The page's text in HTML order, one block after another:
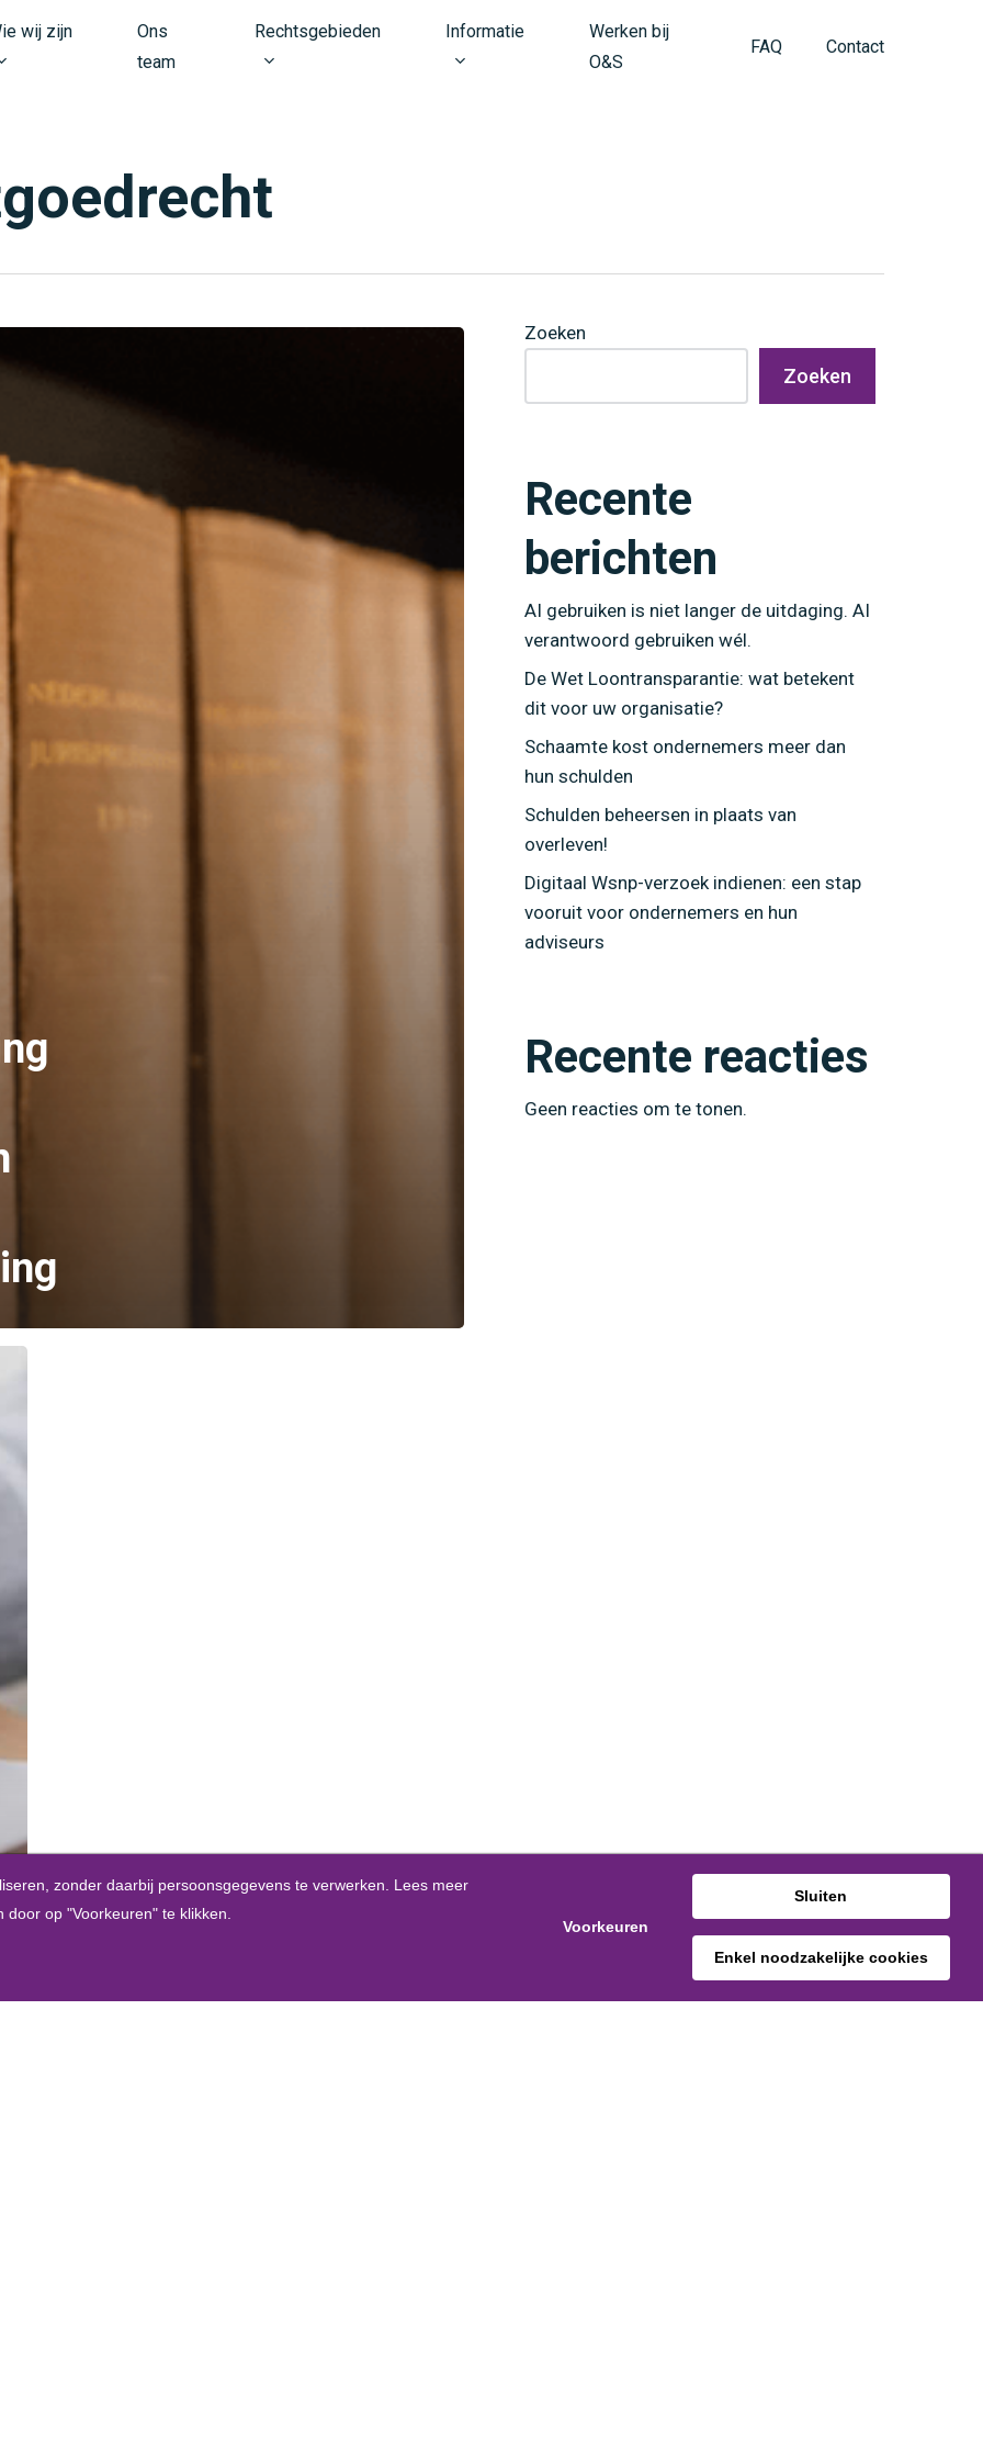
wij zijn
Ons
team
Rechtsgebieden Informatie
Werken bij
O&S
FAQ Contact
Zoeken
Zoeken
Recente
berichten
AI gebruiken is niet langer de uitdaging. AI
verantwoord gebruiken wél.
De Wet Loontransparantie: wat betekent
dit voor uw organisatie?
Schaamte kost ondernemers meer dan
hun schulden
Schulden beheersen in plaats van
overleven!
Digitaal Wsnp-verzoek indienen: een stap
vooruit voor ondernemers en hun
adviseurs
Recente reacties
Geen reacties om te tonen.